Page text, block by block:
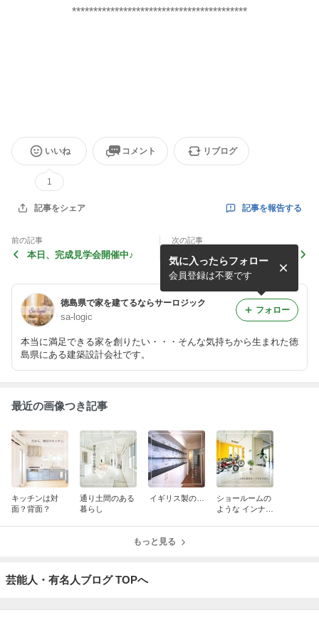
*****************************************
いいね
1
コメント リブログ
記事をシェア 記事を報告する
前の記事
本日、完成見学会開催中♪
次の記事
透湿防水シート Ｆ邸 国府
町芝原
徳島県で家を建てるならサーロジック
sa-logic
本当に満足できる家を創りたい・・・そんな気持ちから生まれた徳
島県にある建築設計会社です。
気に入ったらフォロー
会員登録は不要です
フォロー
最近の画像つき記事
キッチンは対
面？背面？
通り土間のある
暮らし
イギリス製の…
ショールームの
ような インナー
もっと見る
芸能人・有名人ブログ TOPへ